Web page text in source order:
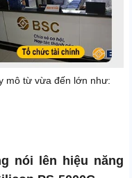
mô từ vừa đến lớn như:
nói lên hiệu năng